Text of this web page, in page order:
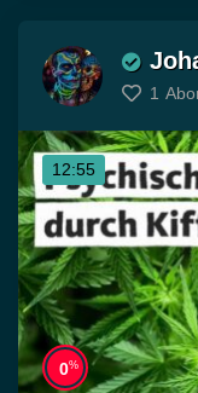
1
12:55
0%